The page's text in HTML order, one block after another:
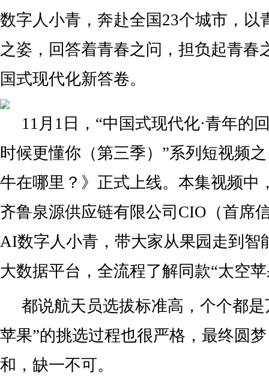
数字人小青，奔赴全国23个城市，以
之姿，回答着青春之问，担负起青春
国式现代化新答卷。
11月1日，“中国式现代化·青年
时候更懂你（第三季）”系列短视频
牛在哪里？》正式上线。本集视频
齐鲁泉源供应链有限公司CIO（首席
AI数字人小青，带大家从果园走到智
大数据平台，全流程了解同款“太空
都说航天员选拔标准高，个个都
苹果”的挑选过程也很严格，最终圆
和，缺一不可。